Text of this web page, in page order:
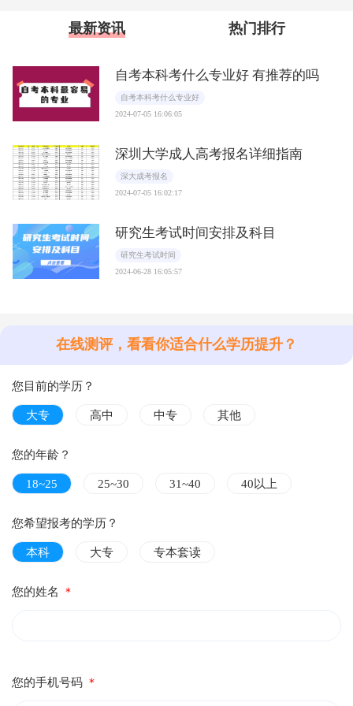
最新资讯 热门排行
自考本科考什么专业好 有推荐的吗
自考本科考什么专业好
2024-07-05 16:06:05
深圳大学成人高考报名详细指南
深大成考报名
2024-07-05 16:02:17
研究生考试时间安排及科目
研究生考试时间
2024-06-28 16:05:57
在线测评，看看你适合什么学历提升？
您目前的学历？
大专 高中 中专 其他
您的年龄？
18~25 25~30 31~40 40以上
您希望报考的学历？
本科 大专 专本套读
您的姓名 ＊
您的手机号码 ＊